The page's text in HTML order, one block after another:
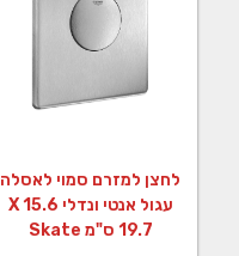
לחצן למזרם סמוי לאסלה
עגול אנטי ונדלי 15.6 X